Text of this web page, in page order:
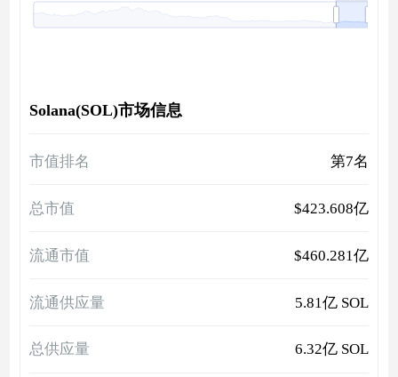
Solana(SOL)市场信息
市值排名 第7名
总市值 $423.608亿
流通市值 $460.281亿
流通供应量 5.81亿 SOL
总供应量 6.32亿 SOL